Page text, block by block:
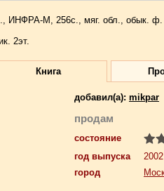
ИНФРА-М, 256с., мяг. обл., обык. ф.
2эт.
Книга
добавил(a): mikpar
продам
состояние
год выпуска
2002
город